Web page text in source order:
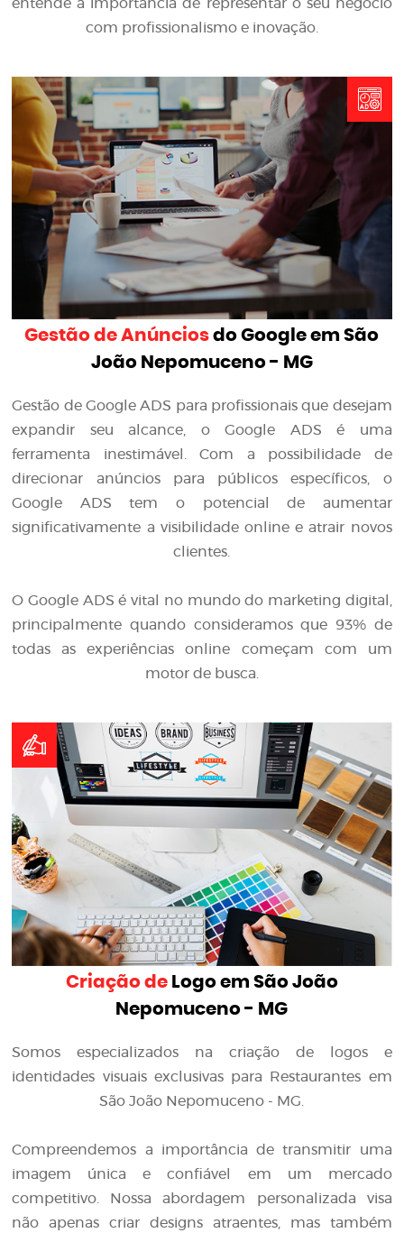
entende a importância de representar o seu negócio
com profissionalismo e inovação.
Gestão de Anúncios do Google em São
João Nepomuceno - MG
Gestão de Google ADS para profissionais que desejam
expandir seu alcance, o Google ADS é uma
ferramenta inestimável. Com a possibilidade de
direcionar anúncios para públicos específicos, o
Google ADS tem o potencial de aumentar
significativamente a visibilidade online e atrair novos
clientes.
O Google ADS é vital no mundo do marketing digital,
principalmente quando consideramos que 93% de
todas as experiências online começam com um
motor de busca.
Criação deLogo em São João
Nepomuceno - MG
Somos especializados na criação de logos e
identidades visuais exclusivas para Restaurantes em
São João Nepomuceno - MG.
Compreendemos a importância de transmitir uma
imagem única e confiável em um mercado
competitivo. Nossa abordagem personalizada visa
não apenas criar designs atraentes, mas também